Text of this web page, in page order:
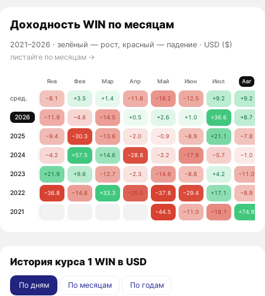
ДоходностьWIN по месяцам
2021–2026 ·зелёный — рост, красный — падение · USD ($)
листайте по месяцам →
Янв Фев Мар Апр Май Июн Июл Авг
сред. −8.1 +3.5 +1.4 −11.6 −16.2 −12.5 +9.2 +9.2
2026 −11.9 −4.6 −14.5 +0.5 +2.6 +1.0 +36.6 +8.7
2025 −9.4 −30.3 −13.6 −2.0 −0.9 −8.9 +21.1 −7.8
2024 −4.2 +57.5 +14.6 −28.8 −2.2 −17.9 −5.7 −1.0
2023 +21.9 +9.6 −12.7 −2.3 −14.6 −8.8 +4.2 −11.0
2022 −36.8 −14.6 +33.3 −25.5 −37.8 −29.4 +17.1 −8.9
2021 −44.5 −11.0 −18.1 +74.9
История курса 1 WIN в USD
По дням По месяцам По годам